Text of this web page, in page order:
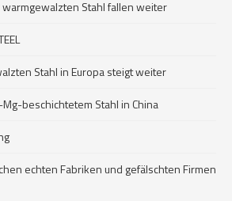
Stahl fallen weiter
Stahl in Europa steigt weiter
beschichtetem Stahl in China
echten Fabriken und gefälschten Firmen